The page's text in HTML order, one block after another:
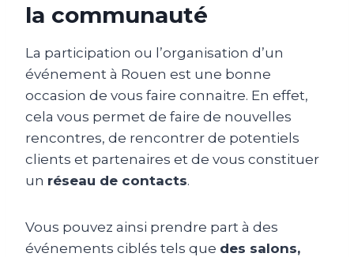
la communauté
La participation ou l’organisation d’un
événement à Rouen est une bonne
occasion de vous faire connaitre. En effet,
cela vous permet de faire de nouvelles
rencontres, de rencontrer de potentiels
clients et partenaires et de vous constituer
un réseau de contacts.
Vous pouvez ainsi prendre part à des
événements ciblés tels que des salons,